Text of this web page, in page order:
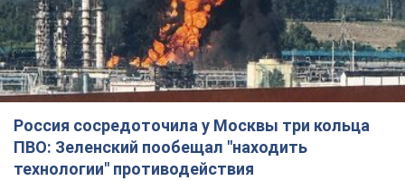
Россия сосредоточила у Москвы три кольца
ПВО: Зеленский пообещал "находить
технологии" противодействия